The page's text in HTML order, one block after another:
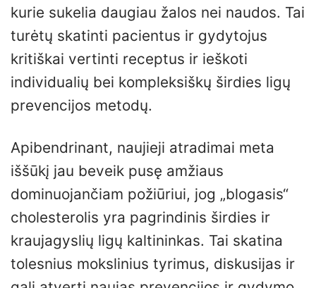
kurie sukelia daugiau žalos nei naudos. Tai
turėtų skatinti pacientus ir gydytojus
kritiškai vertinti receptus ir ieškoti
individualių bei kompleksiškų širdies ligų
prevencijos metodų.
Apibendrinant, naujieji atradimai meta
iššūkį jau beveik pusę amžiaus
dominuojančiam požiūriui, jog „blogasis“
cholesterolis yra pagrindinis širdies ir
kraujagyslių ligų kaltininkas. Tai skatina
tolesnius mokslinius tyrimus, diskusijas ir